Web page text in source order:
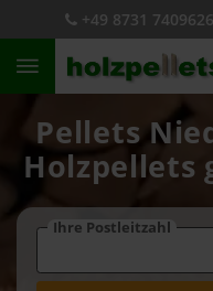
+49 8731 7409626
Pellets
Holzpellets
Ihre Postleitzahl